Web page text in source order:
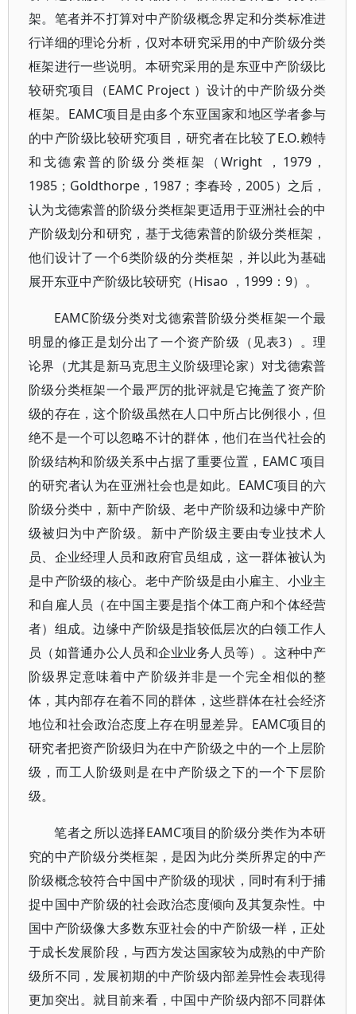
架。笔者并不打算对中产阶级概念界定和分类标准进
行详细的理论分析，仅对本研究采用的中产阶级分类
框架进行一些说明。本研究采用的是东亚中产阶级比
较研究项目（EAMC Project ）设计的中产阶级分类
框架。EAMC项目是由多个东亚国家和地区学者参与
的中产阶级比较研究项目，研究者在比较了E.O.赖特
和戈德索普的阶级分类框架（Wright ，1979，
1985；Goldthorpe，1987；李春玲，2005）之后，
认为戈德索普的阶级分类框架更适用于亚洲社会的中
产阶级划分和研究，基于戈德索普的阶级分类框架，
他们设计了一个6类阶级的分类框架，并以此为基础
展开东亚中产阶级比较研究（Hisao ，1999：9）。
EAMC阶级分类对戈德索普阶级分类框架一个最
明显的修正是划分出了一个资产阶级（见表3）。理
论界（尤其是新马克思主义阶级理论家）对戈德索普
阶级分类框架一个最严厉的批评就是它掩盖了资产阶
级的存在，这个阶级虽然在人口中所占比例很小，但
绝不是一个可以忽略不计的群体，他们在当代社会的
阶级结构和阶级关系中占据了重要位置，EAMC 项目
的研究者认为在亚洲社会也是如此。EAMC项目的六
阶级分类中，新中产阶级、老中产阶级和边缘中产阶
级被归为中产阶级。新中产阶级主要由专业技术人
员、企业经理人员和政府官员组成，这一群体被认为
是中产阶级的核心。老中产阶级是由小雇主、小业主
和自雇人员（在中国主要是指个体工商户和个体经营
者）组成。边缘中产阶级是指较低层次的白领工作人
员（如普通办公人员和企业业务人员等）。这种中产
阶级界定意味着中产阶级并非是一个完全相似的整
体，其内部存在着不同的群体，这些群体在社会经济
地位和社会政治态度上存在明显差异。EAMC项目的
研究者把资产阶级归为在中产阶级之中的一个上层阶
级，而工人阶级则是在中产阶级之下的一个下层阶
级。
笔者之所以选择EAMC项目的阶级分类作为本研
究的中产阶级分类框架，是因为此分类所界定的中产
阶级概念较符合中国中产阶级的现状，同时有利于捕
捉中国中产阶级的社会政治态度倾向及其复杂性。中
国中产阶级像大多数东亚社会的中产阶级一样，正处
于成长发展阶段，与西方发达国家较为成熟的中产阶
级所不同，发展初期的中产阶级内部差异性会表现得
更加突出。就目前来看，中国中产阶级内部不同群体